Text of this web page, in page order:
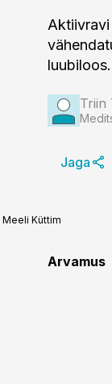
luubiloos.
Triin
Jaga
Meeli Küttim
Arvamus